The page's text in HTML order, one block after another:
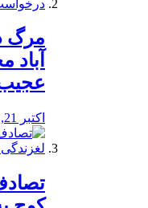
مرگ
اکتبر 21, 2019